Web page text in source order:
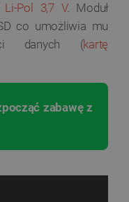
Li-Pol 3,7 V. Moduł
co umożliwia mu
danych (kartę
zabawę z